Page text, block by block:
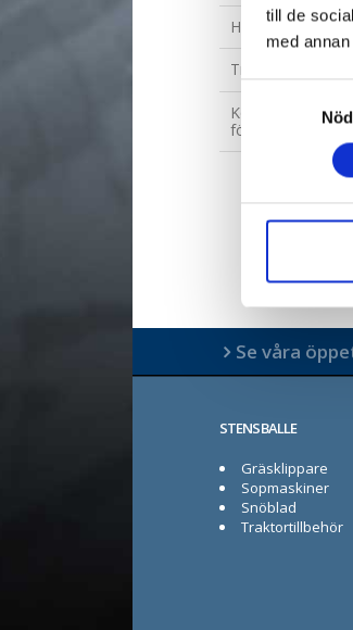
till de
med
Samtyckesval
Hæk og
Traktortillbehör
Kontakta
Se våra
STENSBALLE
Gräsklippare
Sopmaskiner
Snöblad
Traktortillbehör